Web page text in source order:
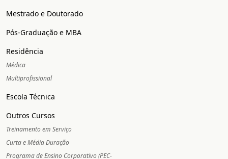
Mestrado e Doutorado
Pós-Graduação e MBA
Residência
Médica
Multiprofissional
Escola Técnica
Outros Cursos
Treinamento em Serviço
Curta e Média Duração
Programa de Ensino Corporativo (PEC-